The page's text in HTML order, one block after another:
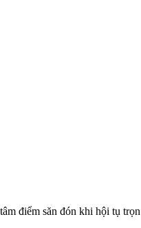
điểm săn đón khi hội tụ